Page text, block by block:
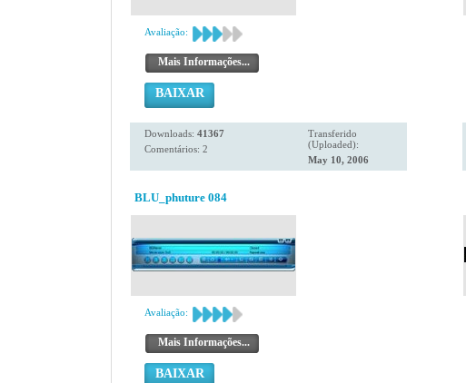
Avaliação:
Mais Informações...
BAIXAR
Downloads: 41367
Comentários: 2
Transferido
(Uploaded):
May 10, 2006
BLU_phuture 084
Avaliação:
Mais Informações...
BAIXAR